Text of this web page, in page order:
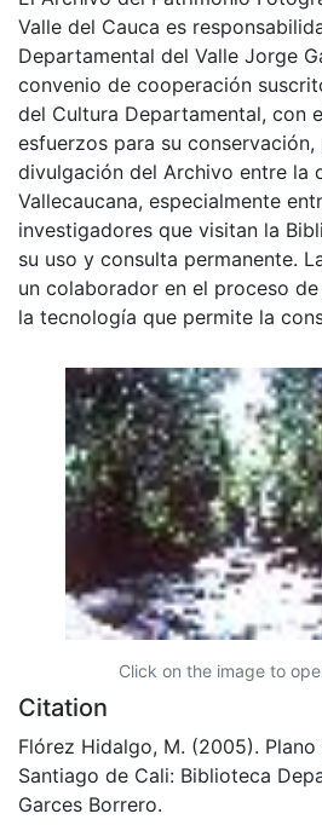
Valle del Cauca es
Departamental del Valle Jorge
convenio de cooperación
del Cultura Departamental, con
esfuerzos para su
divulgación del Archivo entre la
Vallecaucana, especialmente
investigadores que visitan la
su uso y consulta permanente.
un colaborador en el proceso
la tecnología que permite la
Click on the image to
Citation
Flórez Hidalgo, M. (2005).
Santiago de Cali: Biblioteca
Garces Borrero.